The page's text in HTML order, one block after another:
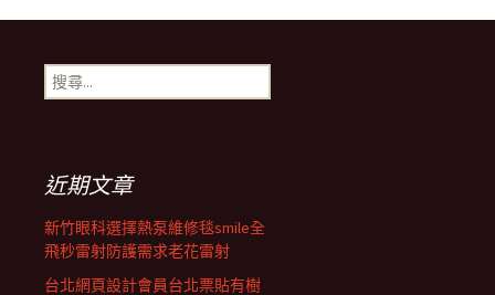
導
覽
列
搜
尋
近期文章
新竹眼科選擇熱泵維修毯smile全
飛秒雷射防護需求老花雷射
台北網頁設計會員台北票貼有樹